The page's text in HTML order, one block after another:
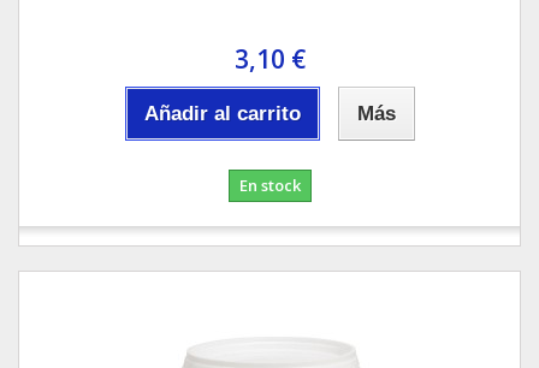
3,10 €
Añadir al carrito Más
En stock